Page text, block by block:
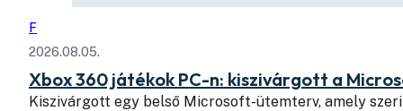
F
2026.08.05.
Xbox 360 játékok PC-n: kiszivárgott a
Kiszivárgott egy belső Microsoft-ütemterv, amely